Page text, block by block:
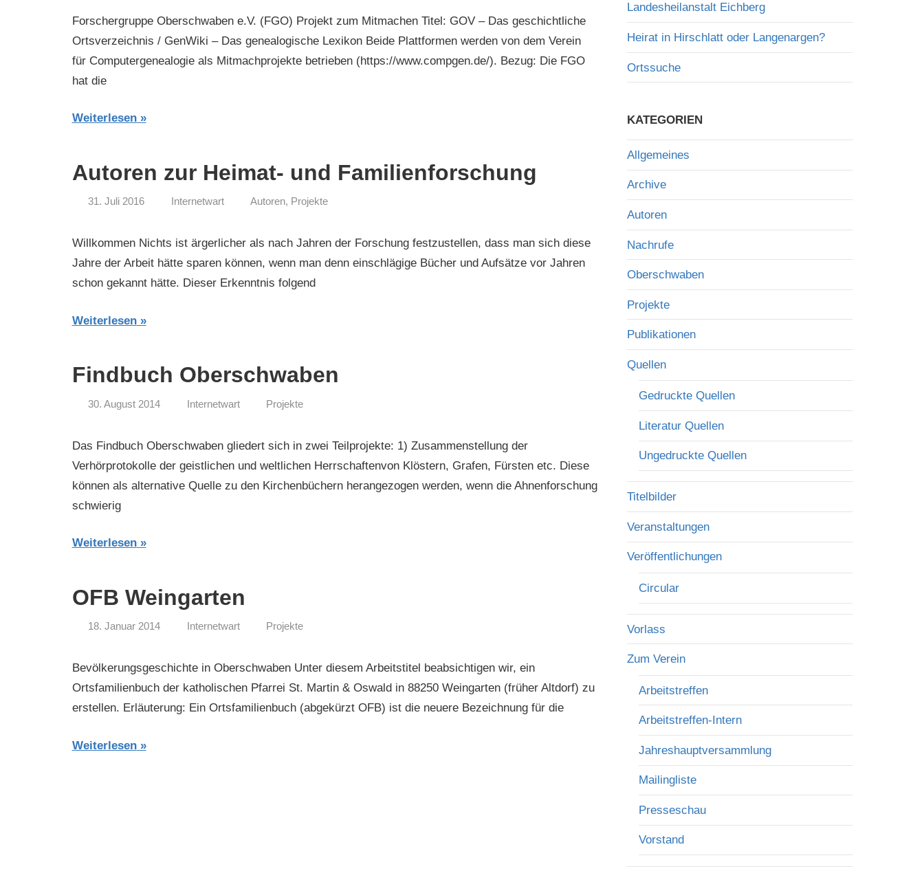
Forschergruppe Oberschwaben e.V. (FGO) Projekt zum Mitmachen Titel: GOV – Das geschichtliche
Ortsverzeichnis / GenWiki – Das genealogische Lexikon Beide Plattformen werden von dem Verein
für Computergenealogie als Mitmachprojekte betrieben (https://www.compgen.de/). Bezug: Die FGO
hat die
Weiterlesen
Autoren zur Heimat- und Familienforschung
31. Juli 2016 Internetwart Autoren, Projekte
Willkommen Nichts ist ärgerlicher als nach Jahren der Forschung festzustellen, dass man sich diese
Jahre der Arbeit hätte sparen können, wenn man denn einschlägige Bücher und Aufsätze vor Jahren
schon gekannt hätte. Dieser Erkenntnis folgend
Weiterlesen
Findbuch Oberschwaben
30. August 2014 Internetwart Projekte
Das Findbuch Oberschwaben gliedert sich in zwei Teilprojekte: 1) Zusammenstellung der
Verhörprotokolle der geistlichen und weltlichen Herrschaftenvon Klöstern, Grafen, Fürsten etc. Diese
können als alternative Quelle zu den Kirchenbüchern herangezogen werden, wenn die Ahnenforschung
schwierig
Weiterlesen
OFB Weingarten
18. Januar 2014 Internetwart Projekte
Bevölkerungsgeschichte in Oberschwaben Unter diesem Arbeitstitel beabsichtigen wir, ein
Ortsfamilienbuch der katholischen Pfarrei St. Martin & Oswald in 88250 Weingarten (früher Altdorf) zu
erstellen. Erläuterung: Ein Ortsfamilienbuch (abgekürzt OFB) ist die neuere Bezeichnung für die
Weiterlesen
Landesheilanstalt Eichberg
Heirat in Hirschlatt oder Langenargen?
Ortssuche
KATEGORIEN
Allgemeines
Archive
Autoren
Nachrufe
Oberschwaben
Projekte
Publikationen
Quellen
Gedruckte Quellen
Literatur Quellen
Ungedruckte Quellen
Titelbilder
Veranstaltungen
Veröffentlichungen
Circular
Vorlass
Zum Verein
Arbeitstreffen
Arbeitstreffen-Intern
Jahreshauptversammlung
Mailingliste
Presseschau
Vorstand